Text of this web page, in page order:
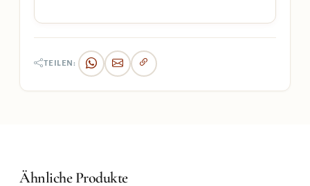
TEILEN:
Ähnliche Produkte